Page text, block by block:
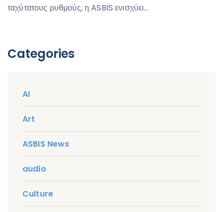
ταχύτατους ρυθμούς, η ASBIS ενισχύει…
Categories
AI
Art
ASBIS News
audio
Culture